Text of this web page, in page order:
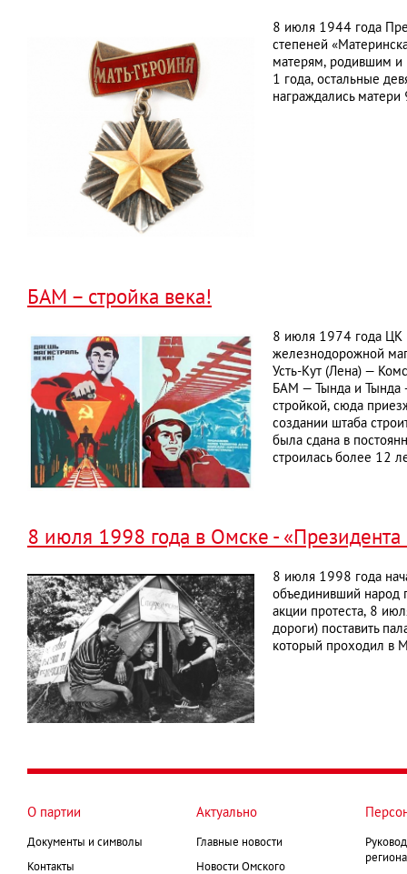
8 июля 1944 года
степеней
матерям, родившим и
1 года, остальные
награждались
БАМ – стройка века!
8 июля 1974 года ЦК
железнодорожной
Усть-Кут (Лена) —
БАМ — Тында и Тында
стройкой, сюда
создании штаба
была сдана в
строилась более 12
8 июля 1998 года в Омске - «Президента
8 июля 1998 года
объединивший народ
акции протеста, 8
дороги) поставить
который проходил в
О партии
Документы и символы
Контакты
Актуально
Главные новости
Новости Омского